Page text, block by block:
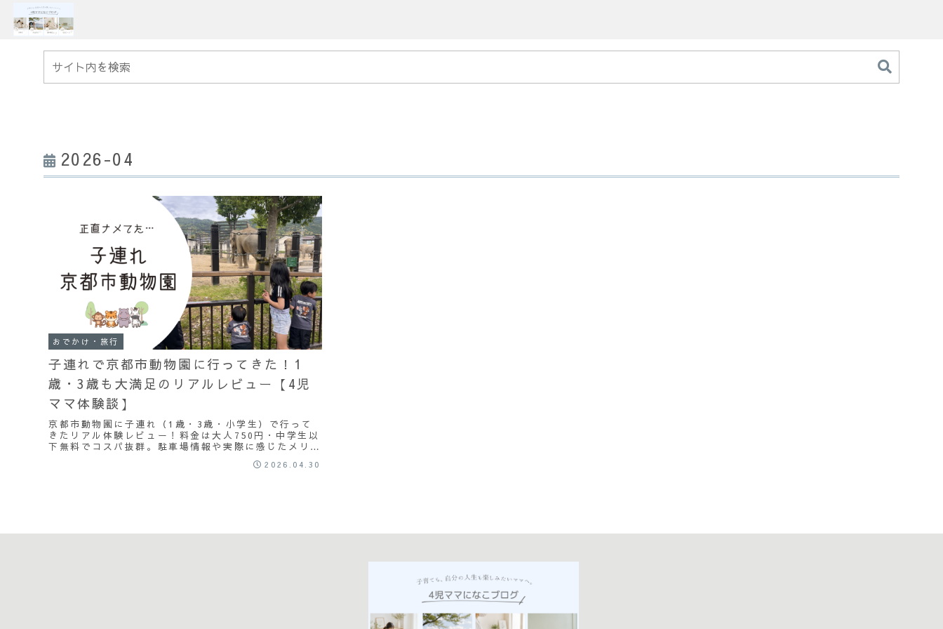
2026-04
おでかけ・旅行
子連れで京都市動物園に行ってきた！1
歳・3歳も大満足のリアルレビュー【4児
ママ体験談】
京都市動物園に子連れ（1歳・3歳・小学生）で行って
きたリアル体験レビュー！料金は大人750円・中学生以
下無料でコスパ抜群。駐車場情報や実際に感じたメリッ
2026.04.30